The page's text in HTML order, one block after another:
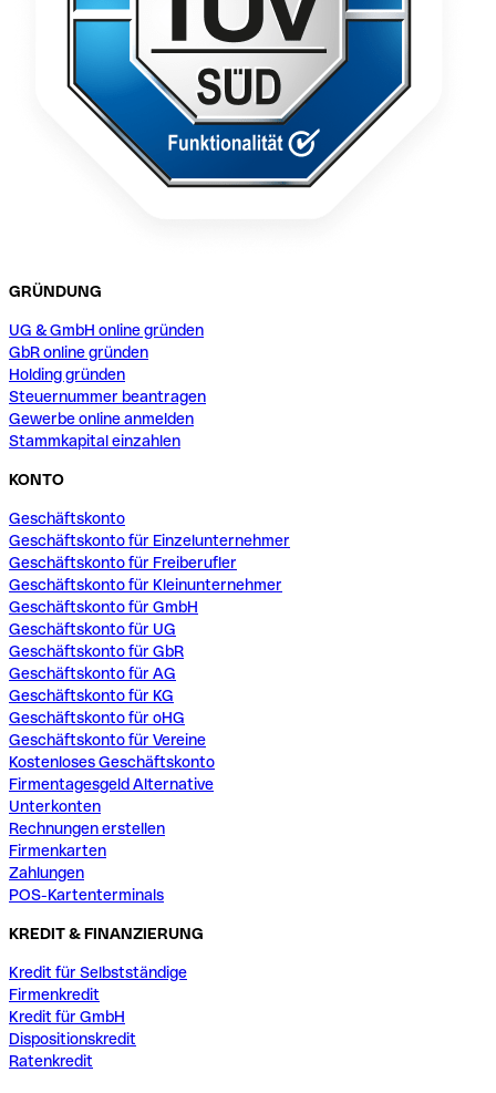
GRÜNDUNG
UG & GmbH online gründen
GbR online gründen
Holding gründen
Steuernummer beantragen
Gewerbe online anmelden
Stammkapital einzahlen
KONTO
Geschäftskonto
Geschäftskonto für Einzelunternehmer
Geschäftskonto für Freiberufler
Geschäftskonto für Kleinunternehmer
Geschäftskonto für GmbH
Geschäftskonto für UG
Geschäftskonto für GbR
Geschäftskonto für AG
Geschäftskonto für KG
Geschäftskonto für oHG
Geschäftskonto für Vereine
Kostenloses Geschäftskonto
Firmentagesgeld Alternative
Unterkonten
Rechnungen erstellen
Firmenkarten
Zahlungen
POS-Kartenterminals
KREDIT & FINANZIERUNG
Kredit für Selbstständige
Firmenkredit
Kredit für GmbH
Dispositionskredit
Ratenkredit